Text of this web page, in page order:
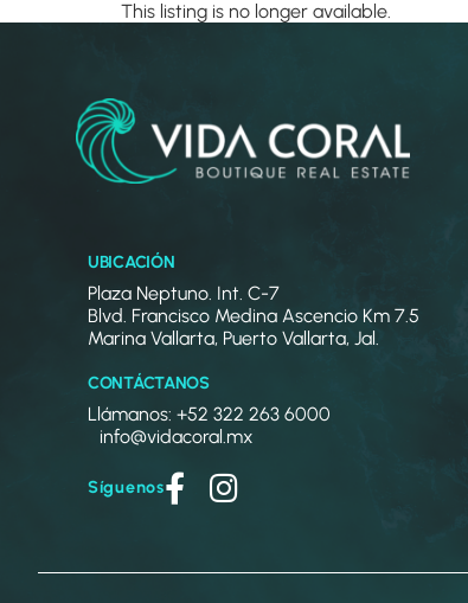
This listing is no longer available.
UBICACIÓN
Plaza Neptuno. Int. C-7
Blvd. Francisco Medina Ascencio Km 7.5
Marina Vallarta, Puerto Vallarta, Jal.
CONTÁCTANOS
Llámanos: +52 322 263 6000
info@vidacoral.mx
Síguenos